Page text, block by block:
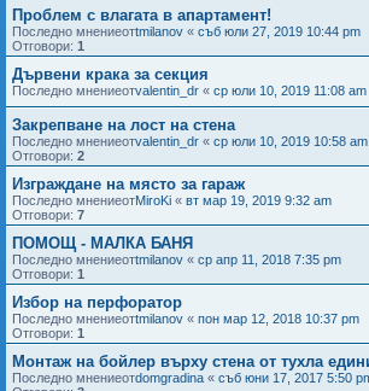
Проблем с влагата в апартамент!
Последно мнениеотtmilanov « съб юли 27, 2019 10:44 pm
Отговори: 1
Дървени крака за секция
Последно мнениеотvalentin_dr « ср юли 10, 2019 11:08 am
Закрепване на лост на стена
Последно мнениеотvalentin_dr « ср юли 10, 2019 10:58 am
Отговори: 2
Изграждане на място за гараж
Последно мнениеотMiroKi « вт мар 19, 2019 9:32 am
Отговори: 7
ПОМОЩ - МАЛКА БАНЯ
Последно мнениеотtmilanov « ср апр 11, 2018 7:35 pm
Отговори: 1
Избор на перфоратор
Последно мнениеотtmilanov « пон мар 12, 2018 10:37 pm
Отговори: 1
Монтаж на бойлер върху стена от тухла
Последно мнениеотdomgradina « съб юни 17, 2017 5:50